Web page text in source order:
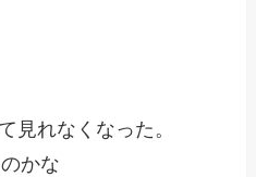
見れなくなった。
かな